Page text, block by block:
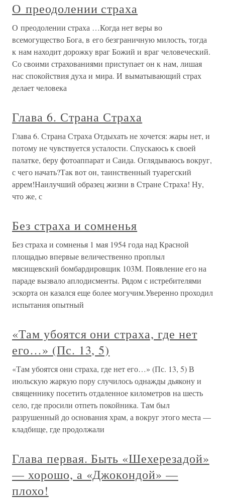
О преодолении страха
О преодолении страха …Когда нет веры во
всемогущество Бога, в его безграничную милость, тогда
к нам находит дорожку враг Божий и враг человеческий.
Со своими страхованиями приступает он к нам, лишая
нас спокойствия духа и мира. И выматывающий страх
делает человека
Глава 6. Страна Страха
Глава 6. Страна Страха Отдыхать не хочется: жары нет, и
потому не чувствуется усталости. Спускаюсь к своей
палатке, беру фотоаппарат и Саида. Оглядываюсь вокруг,
с чего начать?Так вот он, таинственный туарегский
аррем!Наилучший образец жизни в Стране Страха! Ну,
что же, с
Без страха и сомненья
Без страха и сомненья 1 мая 1954 года над Красной
площадью впервые величественно проплыл
мясищевский бомбардировщик 103М. Появление его на
параде вызвало аплодисменты. Рядом с истребителями
эскорта он казался еще более могучим.Уверенно проходил
испытания опытный
«Там убоятся они страха, где нет
его…» (Пс. 13, 5)
«Там убоятся они страха, где нет его…» (Пс. 13, 5) В
июльскую жаркую пору случилось однажды дьякону и
священнику посетить отдаленное километров на шесть
село, где просили отпеть покойника. Там был
разрушенный до основания храм, а вокруг этого места —
кладбище, где продолжали
Глава первая. Быть «Шехерезадой»
— хорошо, а «Джокондой» —
плохо!